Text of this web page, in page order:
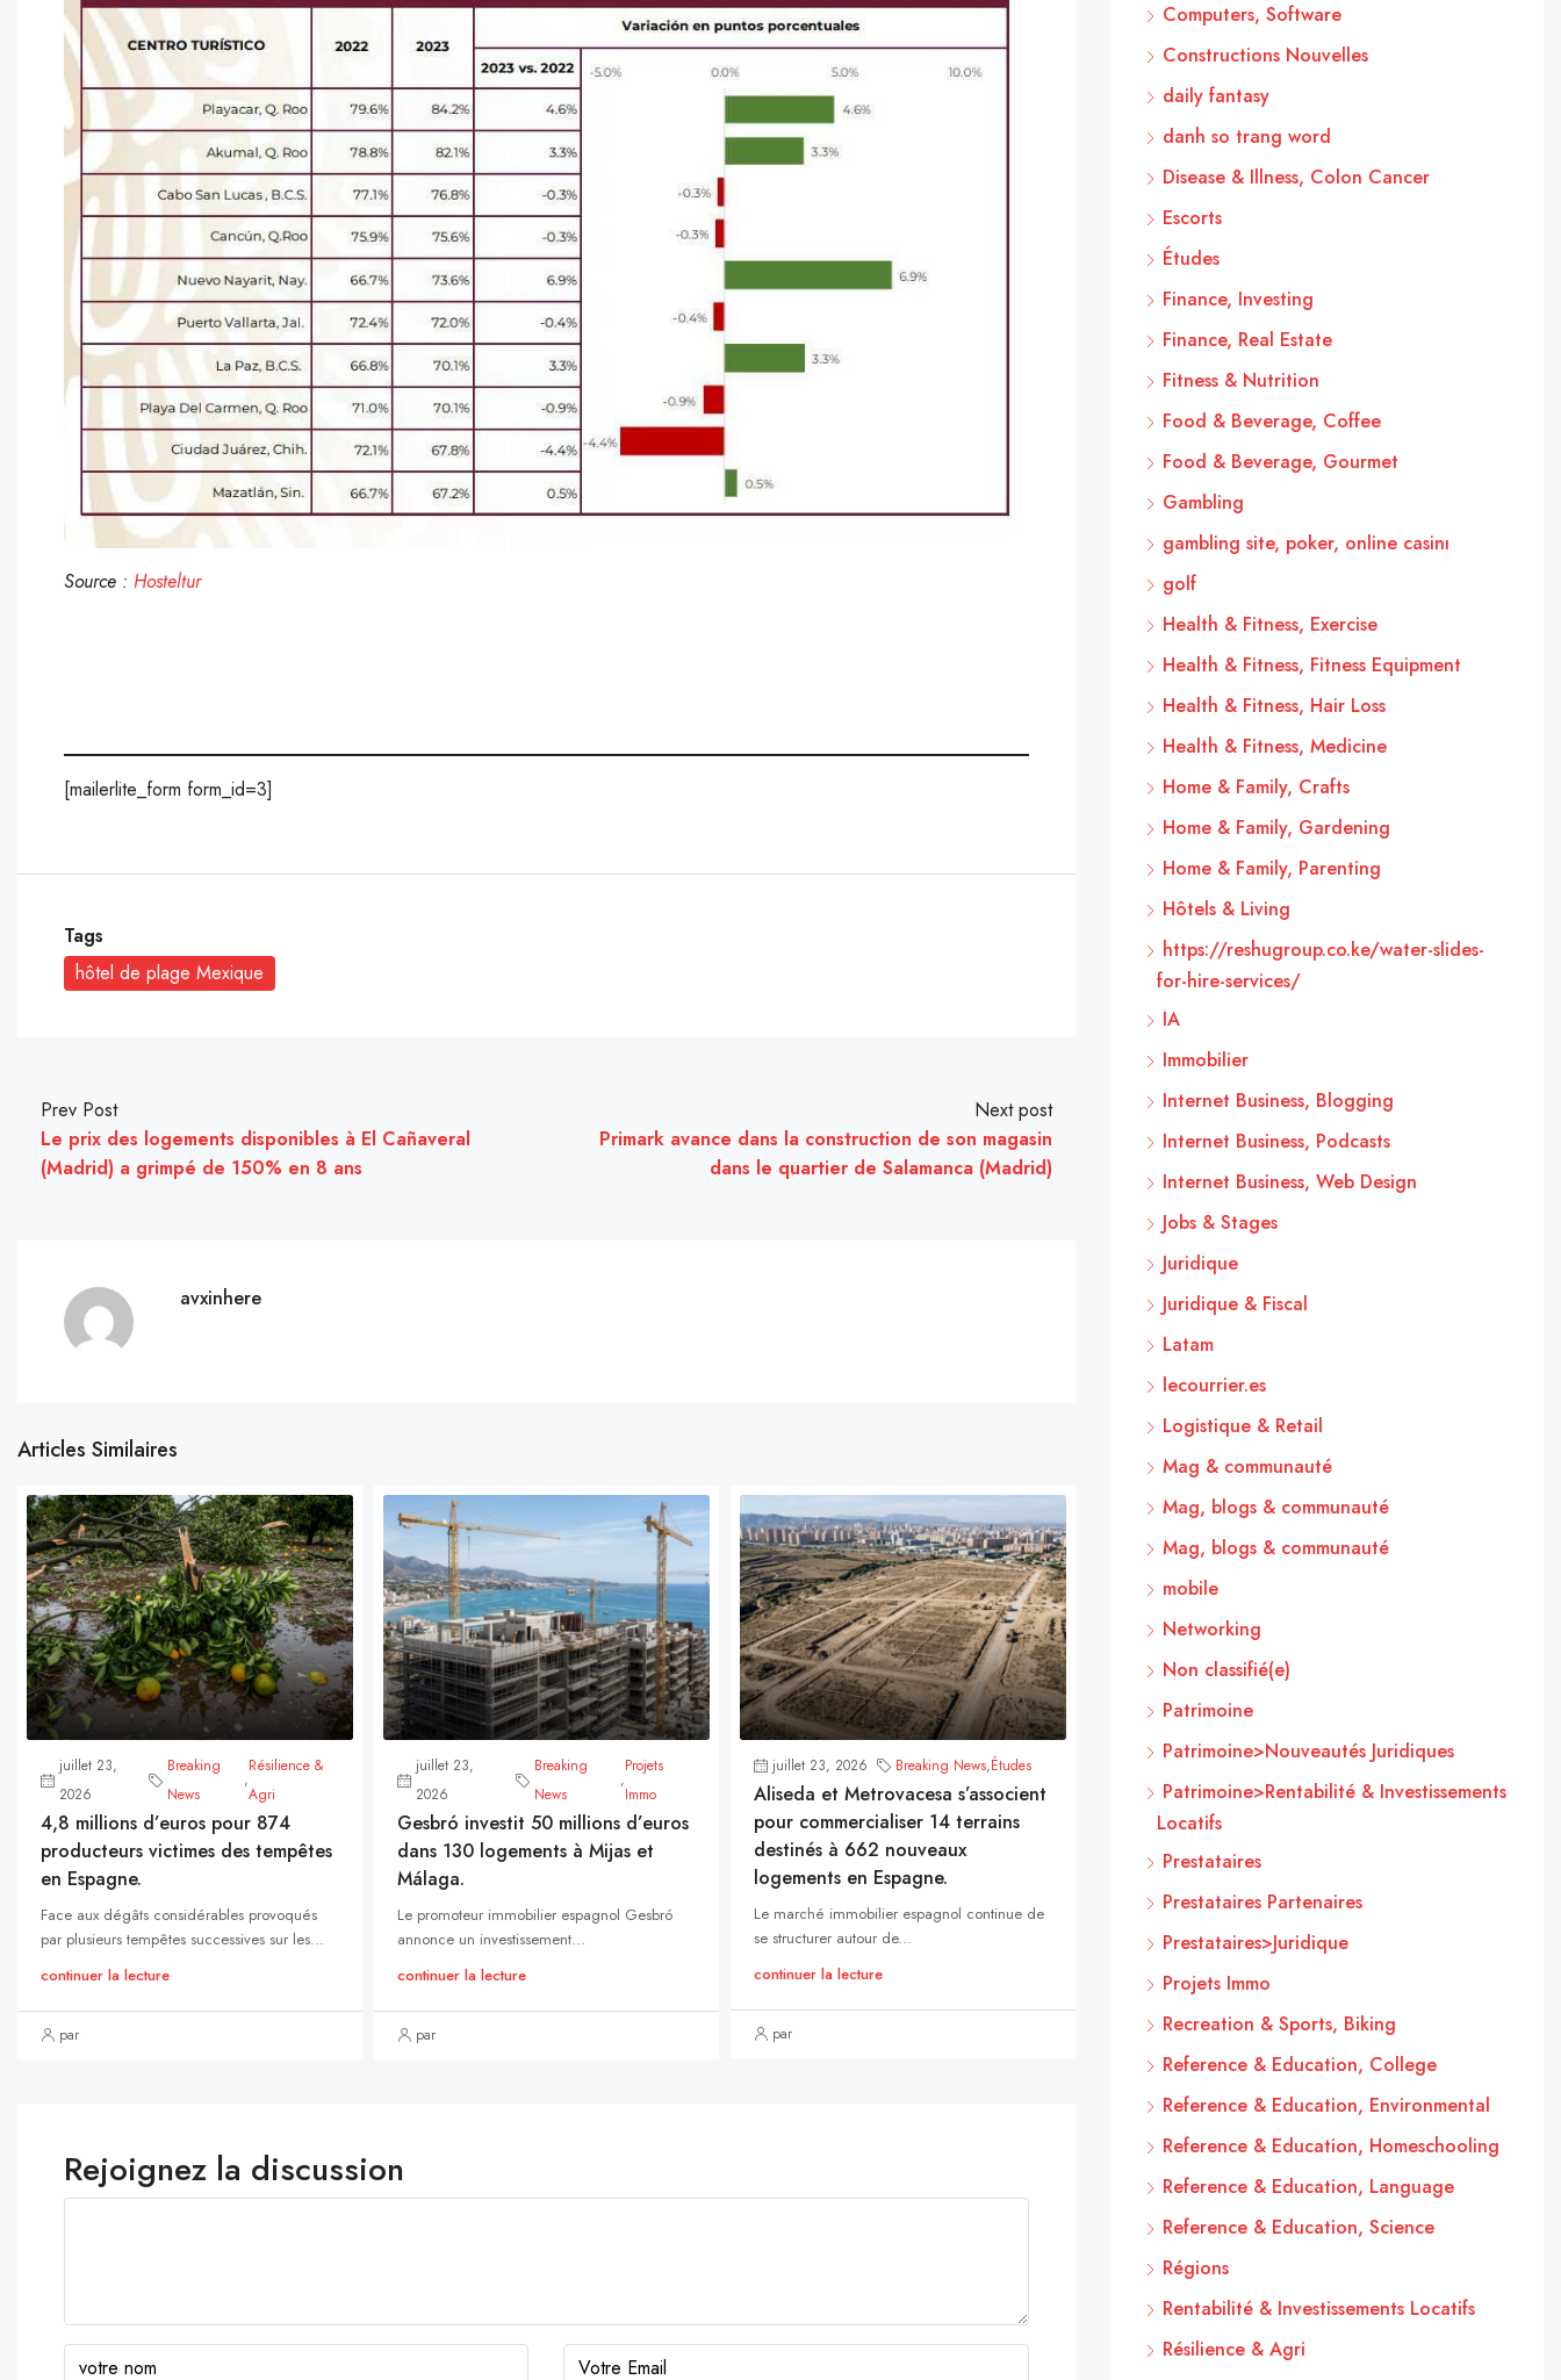
Source : Hosteltur
[mailerlite_form form_id=3]
Tags
hôtel de plage Mexique
Prev Post
Le prix des logements disponibles à El Cañaveral
(Madrid) a grimpé de 150% en 8 ans
Next post
Primark avance dans la construction de son magasin
dans le quartier de Salamanca (Madrid)
avxinhere
Articles Similaires
juillet 23,
2026
Breaking
News
,
Résilience &
Agri
4,8 millions d’euros pour 874
producteurs victimes des tempêtes
en Espagne.
Face aux dégâts considérables provoqués
par plusieurs tempêtes successives sur les...
continuer la lecture
par
juillet 23,
2026
Breaking
News
,
Projets
Immo
Gesbró investit 50 millions d’euros
dans 130 logements à Mijas et
Málaga.
Le promoteur immobilier espagnol Gesbró
annonce un investissement...
continuer la lecture
par
juillet 23, 2026 Breaking News,Études
Aliseda et Metrovacesa s’associent
pour commercialiser 14 terrains
destinés à 662 nouveaux
logements en Espagne.
Le marché immobilier espagnol continue de
se structurer autour de...
continuer la lecture
par
Rejoignez la discussion
Computers, Software
Constructions Nouvelles
daily fantasy
danh so trang word
Disease & Illness, Colon Cancer
Escorts
Études
Finance, Investing
Finance, Real Estate
Fitness & Nutrition
Food & Beverage, Coffee
Food & Beverage, Gourmet
Gambling
gambling site, poker, online casinı
golf
Health & Fitness, Exercise
Health & Fitness, Fitness Equipment
Health & Fitness, Hair Loss
Health & Fitness, Medicine
Home & Family, Crafts
Home & Family, Gardening
Home & Family, Parenting
Hôtels & Living
https://reshugroup.co.ke/water-slides-
for-hire-services/
IA
Immobilier
Internet Business, Blogging
Internet Business, Podcasts
Internet Business, Web Design
Jobs & Stages
Juridique
Juridique & Fiscal
Latam
lecourrier.es
Logistique & Retail
Mag & communauté
Mag, blogs & communauté
Mag, blogs & communauté
mobile
Networking
Non classifié(e)
Patrimoine
Patrimoine>Nouveautés Juridiques
Patrimoine>Rentabilité & Investissements
Locatifs
Prestataires
Prestataires Partenaires
Prestataires>Juridique
Projets Immo
Recreation & Sports, Biking
Reference & Education, College
Reference & Education, Environmental
Reference & Education, Homeschooling
Reference & Education, Language
Reference & Education, Science
Régions
Rentabilité & Investissements Locatifs
Résilience & Agri